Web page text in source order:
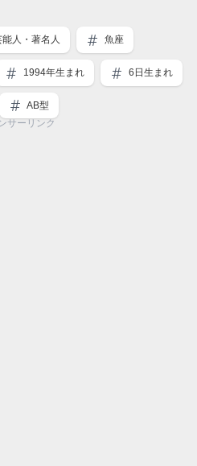
能人・著名人 魚座
1994年生まれ 6日生まれ
AB型
サーリンク